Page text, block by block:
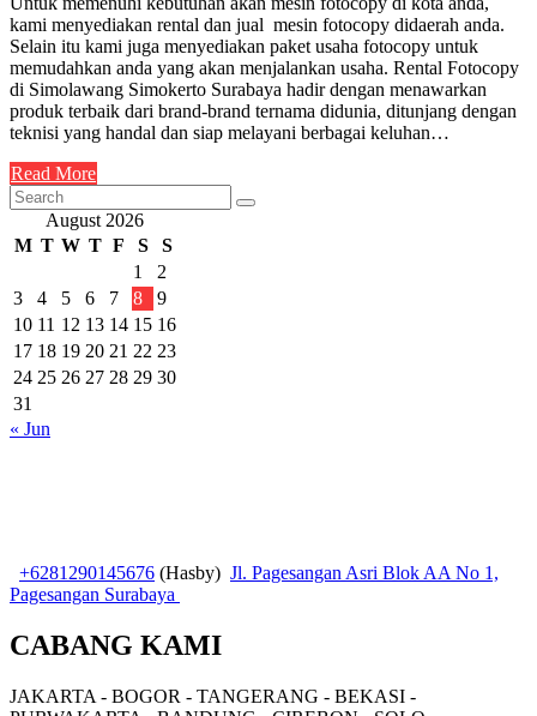
kami menyediakan rental dan jual mesin fotocopy didaerah anda.
Selain itu kami juga menyediakan paket usaha fotocopy untuk
memudahkan anda yang akan menjalankan usaha. Rental Fotocopy
di Simolawang Simokerto Surabaya hadir dengan menawarkan
produk terbaik dari brand-brand ternama didunia, ditunjang dengan
teknisi yang handal dan siap melayani berbagai keluhan…
Read More
August 2026
M T W T F S
S
1
2
3
4 5 6 7 8
9
10 11 12 13 14 15 16
17 18 19 20 21 22 23
24 25 26 27 28 29 30
31
« Jun
+6281290145676 (Hasby) Jl. Pagesangan Asri Blok AA No 1,
Pagesangan Surabaya
CABANG KAMI
JAKARTA - BOGOR - TANGERANG - BEKASI -